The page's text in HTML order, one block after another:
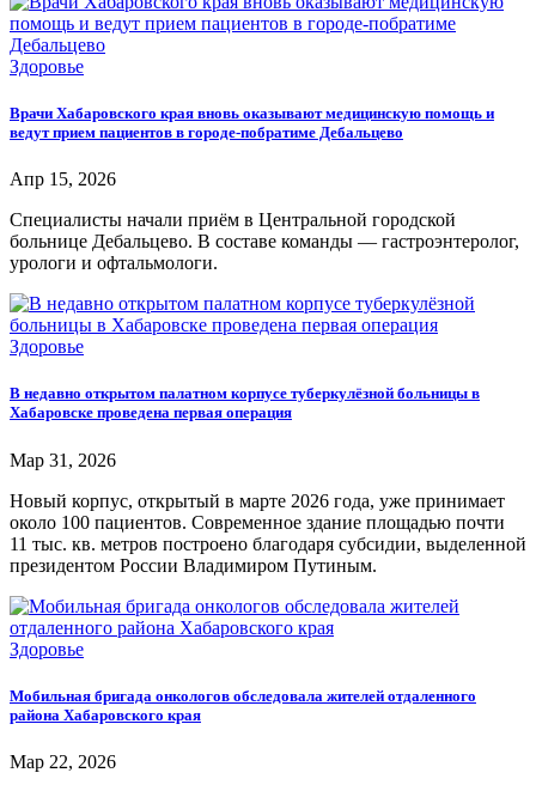
Здоровье
Врачи Хабаровского края вновь оказывают медицинскую помощь и
ведут прием пациентов в городе-побратиме Дебальцево
Апр 15, 2026
Специалисты начали приём в Центральной городской
больнице Дебальцево. В составе команды — гастроэнтеролог,
урологи и офтальмологи.
Здоровье
В недавно открытом палатном корпусе туберкулёзной больницы в
Хабаровске проведена первая операция
Мар 31, 2026
Новый корпус, открытый в марте 2026 года, уже принимает
около 100 пациентов. Современное здание площадью почти
11 тыс. кв. метров построено благодаря субсидии, выделенной
президентом России Владимиром Путиным.
Здоровье
Мобильная бригада онкологов обследовала жителей отдаленного
района Хабаровского края
Мар 22, 2026